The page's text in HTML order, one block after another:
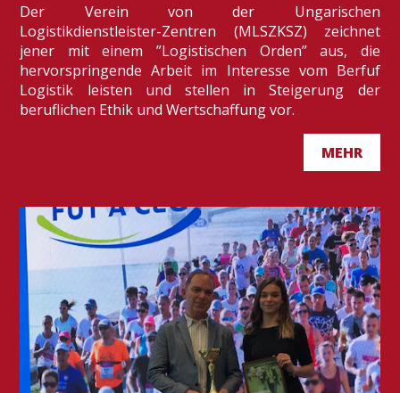
Der Verein von der Ungarischen
Logistikdienstleister-Zentren (MLSZKSZ) zeichnet
jener mit einem ”Logistischen Orden” aus, die
hervorspringende Arbeit im Interesse vom Berfuf
Logistik leisten und stellen in Steigerung der
beruflichen Ethik und Wertschaffung vor.
MEHR